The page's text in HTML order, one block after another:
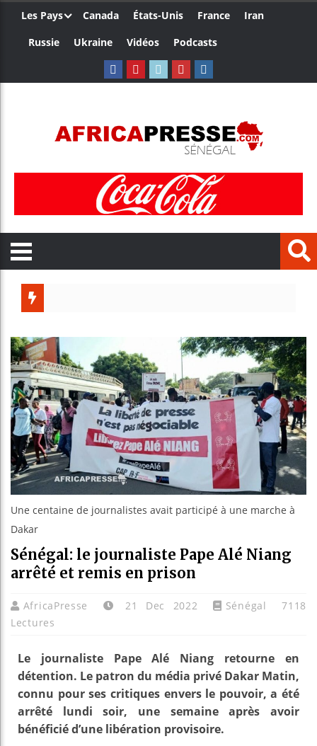
Les Pays Canada États-Unis France
Iran
Russie
Ukraine Vidéos Podcasts
Bénin
Une centaine de journalistes avait participé à une marche à
Dakar
Sénégal: le journaliste Pape Alé Niang
arrêté et remis en prison
AfricaPresse 21 Dec 2022 Sénégal
7118
Lectures
Le journaliste Pape Alé Niang retourne en
détention. Le patron du média privé Dakar Matin,
connu pour ses critiques envers le pouvoir, a été
arrêté lundi soir, une semaine après avoir
bénéficié d’une libération provisoire.